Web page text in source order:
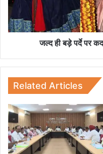
प
र
ने
वा
ले
हैं
ये
स्टा
जल्द ही बड़े पर्दे पर
Related Articles